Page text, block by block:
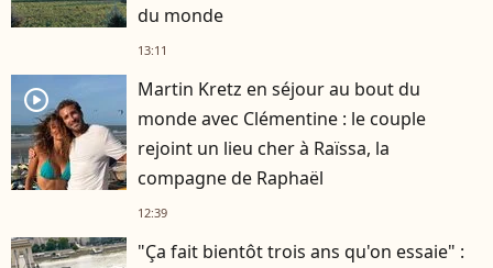
du monde
13:11
player2
Martin Kretz en séjour au bout du
monde avec Clémentine : le couple
rejoint un lieu cher à Raïssa, la
compagne de Raphaël
12:39
"Ça fait bientôt trois ans qu'on essaie" :